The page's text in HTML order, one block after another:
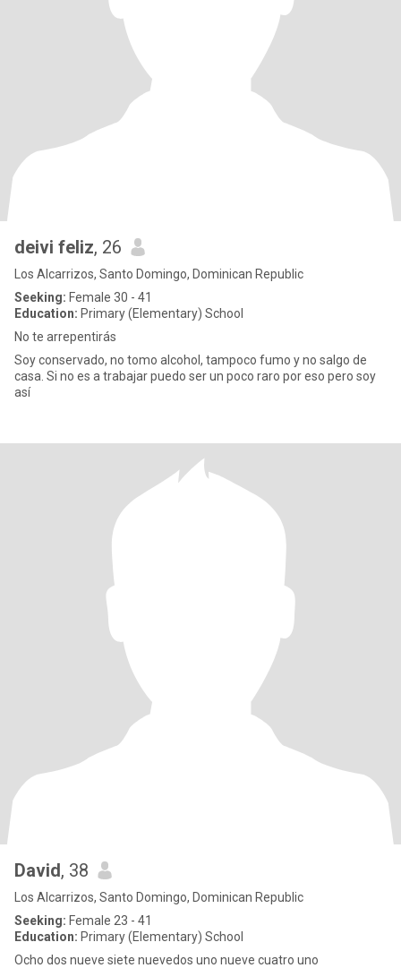
deivi feliz, 26
Los Alcarrizos, Santo Domingo, Dominican Republic
Seeking: Female 30 - 41
Education: Primary (Elementary) School
No te arrepentirás
Soy conservado, no tomo alcohol, tampoco fumo y no salgo de
casa. Si no es a trabajar puedo ser un poco raro por eso pero soy
así
David, 38
Los Alcarrizos, Santo Domingo, Dominican Republic
Seeking: Female 23 - 41
Education: Primary (Elementary) School
Ocho dos nueve siete nuevedos uno nueve cuatro uno